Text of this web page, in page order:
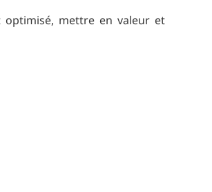
optimisé, mettre en valeur et